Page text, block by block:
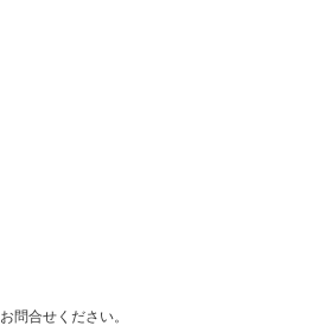
問合せください。